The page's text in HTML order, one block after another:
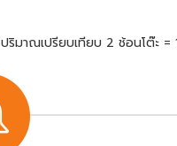
ปริมาณเปรียบเทียบ 2 ช้อนโต๊ะ =